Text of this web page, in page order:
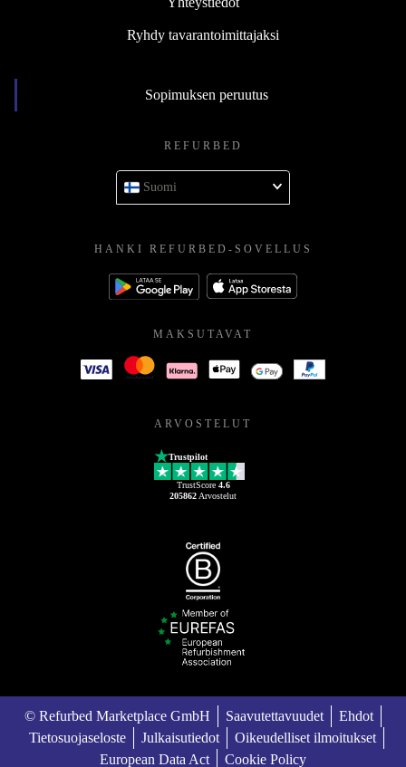
Ryhdy tavarantoimittajaksi
Sopimuksen peruutus
REFURBED
Suomi
HANKI REFURBED-SOVELLUS
MAKSUTAVAT
ARVOSTELUT
Trustpilot
TrustScore 4.6
205862 Arvostelut
© Refurbed Marketplace GmbH Saavutettavuudet
Ehdot
Tietosuojaseloste
Julkaisutiedot
Oikeudelliset ilmoitukset
European Data Act
Cookie Policy